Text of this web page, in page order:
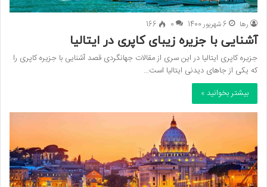
رها 6 شهریور 1400 0
166
آشنایی با جزیره زیبای کاپری در ایتالیا
جزیره کاپری ایتالیا در این سری از مقالات جهانگردی قصد آشنایی با جزیره کاپری را
که یکی از جاهای دیدنی ایتالیا است…
بیشتر بخوانید »